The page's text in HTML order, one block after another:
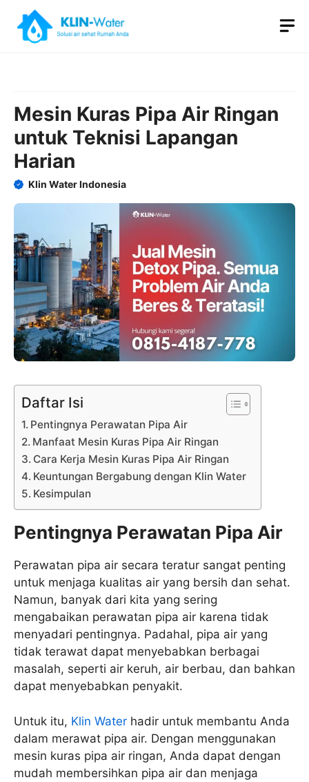
content
Mesin Kuras Pipa Air Ringan
untuk Teknisi Lapangan
Harian
Klin Water Indonesia
Daftar Isi
Pentingnya Perawatan Pipa Air
Manfaat Mesin Kuras Pipa Air Ringan
Cara Kerja Mesin Kuras Pipa Air Ringan
Keuntungan Bergabung dengan Klin Water
Kesimpulan
Pentingnya Perawatan Pipa Air
Perawatan pipa air secara teratur sangat penting
untuk menjaga kualitas air yang bersih dan sehat.
Namun, banyak dari kita yang sering
mengabaikan perawatan pipa air karena tidak
menyadari pentingnya. Padahal, pipa air yang
tidak terawat dapat menyebabkan berbagai
masalah, seperti air keruh, air berbau, dan bahkan
dapat menyebabkan penyakit.
Untuk itu, Klin Water hadir untuk membantu Anda
dalam merawat pipa air. Dengan menggunakan
mesin kuras pipa air ringan, Anda dapat dengan
mudah membersihkan pipa air dan menjaga